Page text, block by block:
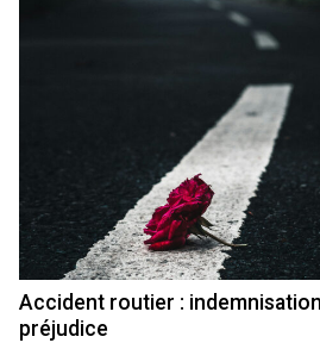
Accident routier :
préjudice